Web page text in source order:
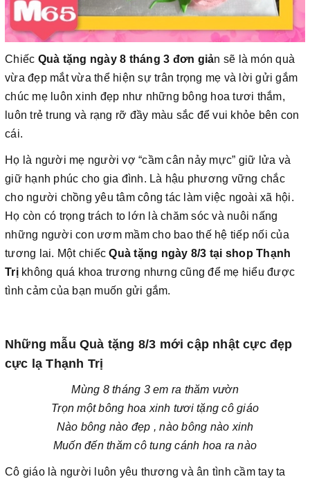
Chiếc Quà tặng ngày 8 tháng 3 đơn giản sẽ là món quà
vừa đẹp mắt vừa thể hiện sự trân trọng mẹ và lời gửi gắm
chúc mẹ luôn xinh đẹp như những bông hoa tươi thắm,
luôn trẻ trung và rạng rỡ đầy màu sắc để vui khỏe bên con
cái.
Họ là người mẹ người vợ “cầm cân nảy mực” giữ lửa và
giữ hạnh phúc cho gia đình. Là hậu phương vững chắc
cho người chồng yêu tâm công tác làm việc ngoài xã hội.
Họ còn có trọng trách to lớn là chăm sóc và nuôi nấng
những người con ươm mầm cho bao thế hệ tiếp nối của
tương lai. Một chiếcQuà tặng ngày 8/3 tại shop Thạnh
Trịkhông quá khoa trương nhưng cũng để mẹ hiểu được
tình cảm của bạn muốn gửi gắm.
Những mẫu Quà tặng 8/3 mới cập nhật cực đẹp
cực lạ Thạnh Trị
Mùng 8 tháng 3 em ra thăm vườn
Trọn một bông hoa xinh tươi tặng cô giáo
Nào bông nào đẹp , nào bông nào xinh
Muốn đến thăm cô tung cánh hoa ra nào
Cô giáo là người luôn yêu thương và ân tình cầm tay ta